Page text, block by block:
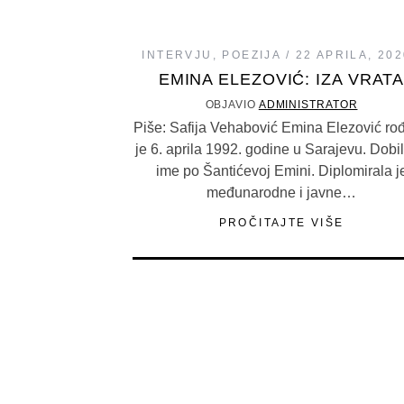
INTERVJU , POEZIJA 22 APRILA,
EMINA ELEZOVIĆ: IZA VRATA
OBJAVIO ADMINISTRATOR
Piše: Safija Vehabović Emina Elezović
je 6. aprila 1992. godine u Sarajevu.
ime po Šantićevoj Emini. Diplomirala
međunarodne i javne…
PROČITAJTE VIŠE